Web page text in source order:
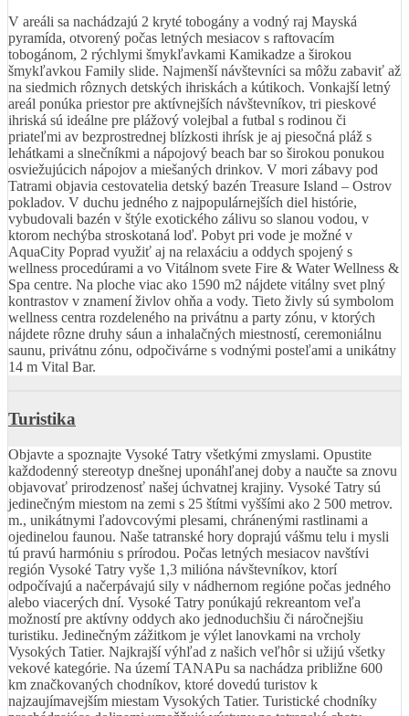
V areáli sa nachádzajú 2 kryté tobogány a vodný raj Mayská
pyramída, otvorený počas letných mesiacov s raftovacím
tobogánom, 2 rýchlymi šmykľavkami Kamikadze a širokou
šmykľavkou Family slide. Najmenší návštevníci sa môžu zabaviť až
na siedmich rôznych detských ihriskách a kútikoch. Vonkajší letný
areál ponúka priestor pre aktívnejších návštevníkov, tri pieskové
ihriská sú ideálne pre plážový volejbal a futbal s rodinou či
priateľmi av bezprostrednej blízkosti ihrísk je aj piesočná pláž s
lehátkami a slnečníkmi a nápojový beach bar so širokou ponukou
osviežujúcich nápojov a miešaných drinkov. V mori zábavy pod
Tatrami objavia cestovatelia detský bazén Treasure Island – Ostrov
pokladov. V duchu jedného z najpopulárnejších diel histórie,
vybudovali bazén v štýle exotického zálivu so slanou vodou, v
ktorom nechýba stroskotaná loď. Pobyt pri vode je možné v
AquaCity Poprad využiť aj na relaxáciu a oddych spojený s
wellness procedúrami a vo Vitálnom svete Fire & Water Wellness &
Spa centre. Na ploche viac ako 1590 m2 nájdete vitálny svet plný
kontrastov v znamení živlov ohňa a vody. Tieto živly sú symbolom
wellness centra rozdeleného na privátnu a party zónu, v ktorých
nájdete rôzne druhy sáun a inhalačných miestností, ceremoniálnu
saunu, privátnu zónu, odpočivárne s vodnými posteľami a unikátny
14 m Vital Bar.
Turistika
Objavte a spoznajte Vysoké Tatry všetkými zmyslami. Opustite
každodenný stereotyp dnešnej uponáhľanej doby a naučte sa znovu
objavovať prirodzenosť našej úchvatnej krajiny. Vysoké Tatry sú
jedinečným miestom na zemi s 25 štítmi vyššími ako 2 500 metrov.
m., unikátnymi ľadovcovými plesami, chránenými rastlinami a
ojedinelou faunou. Naše tatranské hory doprajú vášmu telu i mysli
tú pravú harmóniu s prírodou. Počas letných mesiacov navštívi
región Vysoké Tatry vyše 1,3 milióna návštevníkov, ktorí
odpočívajú a načerpávajú sily v nádhernom regióne počas jedného
alebo viacerých dní. Vysoké Tatry ponúkajú rekreantom veľa
možností pre aktívny oddych ako jednoduchšiu či náročnejšiu
turistiku. Jedinečným zážitkom je výlet lanovkami na vrcholy
Vysokých Tatier. Najkrajší výhľad z našich veľhôr si užijú všetky
vekové kategórie. Na území TANAPu sa nachádza približne 600
km značkovaných chodníkov, ktoré dovedú turistov k
najzaujímavejším miestam Vysokých Tatier. Turistické chodníky